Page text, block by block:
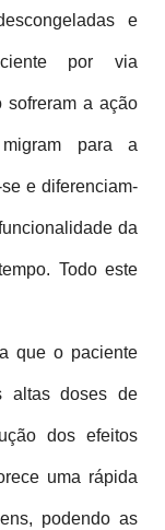
e
por via
sofreram a ação
migram para a
e diferenciam-
da
Todo este
que o paciente
altas doses de
dos efeitos
uma rápida
podendo as